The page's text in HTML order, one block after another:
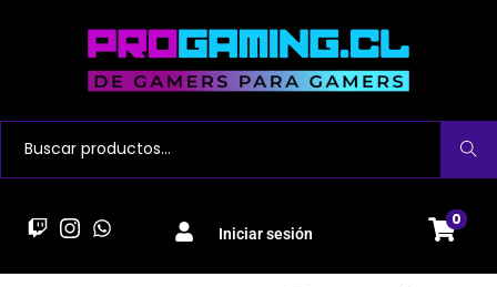
Buscar
Iniciar sesión
0